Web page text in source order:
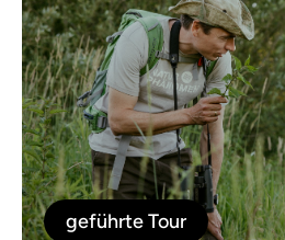
geführte Tour